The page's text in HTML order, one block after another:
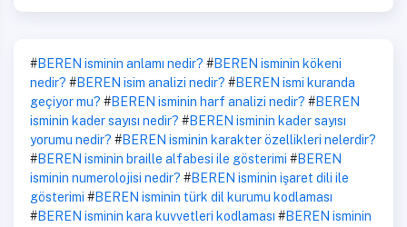
#BEREN isminin anlamı nedir? #BEREN isminin kökeni
nedir? #BEREN isim analizi nedir? #BEREN ismi kuranda
geçiyor mu? #BEREN isminin harf analizi nedir? #BEREN
isminin kader sayısı nedir? #BEREN isminin kader sayısı
yorumu nedir? #BEREN isminin karakter özellikleri nelerdir?
#BEREN isminin braille alfabesi ile gösterimi #BEREN
isminin numerolojisi nedir? #BEREN isminin işaret dili ile
gösterimi #BEREN isminin türk dil kurumu kodlaması
#BEREN isminin kara kuvvetleri kodlaması #BEREN isminin